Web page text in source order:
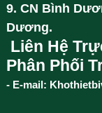
9. CN Bình
Dương.
Liên Hệ
Phân Phối
- E-mail: